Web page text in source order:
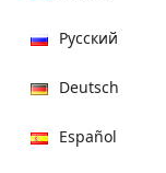
Русский
Deutsch
Español